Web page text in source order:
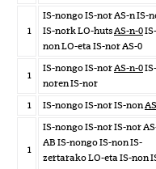
1
IS-nongo IS-nor AS-n IS-
IS-nork LO-hutsAS-n-0IS-
non LO-eta IS-nor AS-0
1
IS-nongo IS-norAS-n-0IS-
noren IS-nor
1
IS-nongo IS-nor IS-non
1
IS-nongo IS-nor IS-nor
AB IS-nongo IS-non IS-
zertarako LO-eta IS-non